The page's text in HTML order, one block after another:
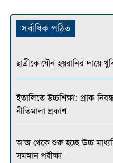
সর্বাধিক পঠিত
ছাত্রীকে যৌন হয়রানির দায়ে
ইতালিতে উচ্চশিক্ষা: প্রাক-
নীতিমালা প্রকাশ
আজ থেকে শুরু হচ্ছে উচ্চ
সমমান পরীক্ষা